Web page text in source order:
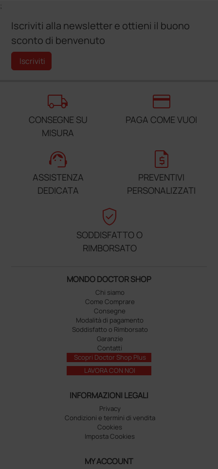
;
Iscriviti alla newsletter e ottieni il buono
sconto di benvenuto
Iscriviti
local_shipping
CONSEGNE SU
MISURA
credit_card
PAGA COME VUOI
support_agent
ASSISTENZA
DEDICATA
request_quote
PREVENTIVI
PERSONALIZZATI
verified_user
SODDISFATTO O
RIMBORSATO
MONDO DOCTOR SHOP
Chi siamo
Come Comprare
Consegne
Modalità di pagamento
Soddisfatto o Rimborsato
Garanzie
Contatti
Scopri Doctor Shop Plus
LAVORA CON NOI
INFORMAZIONI LEGALI
Privacy
Condizioni e termini di vendita
Cookies
Imposta Cookies
MY ACCOUNT